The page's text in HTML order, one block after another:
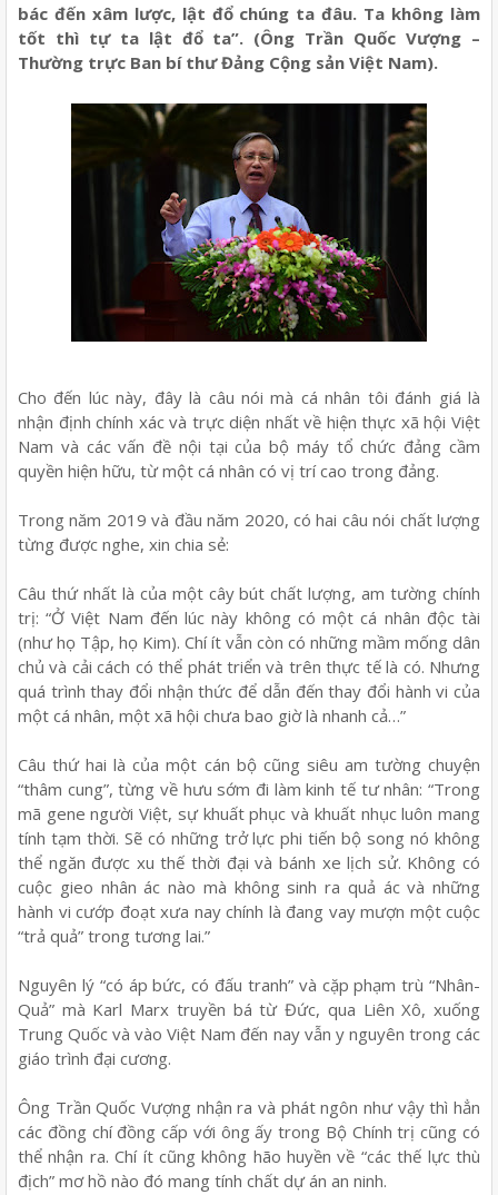
bác đến xâm lược, lật đổ chúng ta đâu. Ta không làm
tốt thì tự ta lật đổ ta”. (Ông Trần Quốc Vượng –
Thường trực Ban bí thư Đảng Cộng sản Việt Nam).
Cho đến lúc này, đây là câu nói mà cá nhân tôi đánh giá là
nhận định chính xác và trực diện nhất về hiện thực xã hội Việt
Nam và các vấn đề nội tại của bộ máy tổ chức đảng cầm
quyền hiện hữu, từ một cá nhân có vị trí cao trong đảng.
Trong năm 2019 và đầu năm 2020, có hai câu nói chất lượng
từng được nghe, xin chia sẻ:
Câu thứ nhất là của một cây bút chất lượng, am tường chính
trị: “Ở Việt Nam đến lúc này không có một cá nhân độc tài
(như họ Tập, họ Kim). Chí ít vẫn còn có những mầm mống dân
chủ và cải cách có thể phát triển và trên thực tế là có. Nhưng
quá trình thay đổi nhận thức để dẫn đến thay đổi hành vi của
một cá nhân, một xã hội chưa bao giờ là nhanh cả…”
Câu thứ hai là của một cán bộ cũng siêu am tường chuyện
“thâm cung”, từng về hưu sớm đi làm kinh tế tư nhân: “Trong
mã gene người Việt, sự khuất phục và khuất nhục luôn mang
tính tạm thời. Sẽ có những trở lực phi tiến bộ song nó không
thể ngăn được xu thế thời đại và bánh xe lịch sử. Không có
cuộc gieo nhân ác nào mà không sinh ra quả ác và những
hành vi cướp đoạt xưa nay chính là đang vay mượn một cuộc
“trả quả” trong tương lai.”
Nguyên lý “có áp bức, có đấu tranh” và cặp phạm trù “Nhân-
Quả” mà Karl Marx truyền bá từ Đức, qua Liên Xô, xuống
Trung Quốc và vào Việt Nam đến nay vẫn y nguyên trong các
giáo trình đại cương.
Ông Trần Quốc Vượng nhận ra và phát ngôn như vậy thì hẳn
các đồng chí đồng cấp với ông ấy trong Bộ Chính trị cũng có
thể nhận ra. Chí ít cũng không hão huyền về “các thế lực thù
địch” mơ hồ nào đó mang tính chất dự án an ninh.